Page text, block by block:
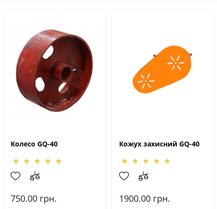
Колесо GQ-40
750.00 грн.
Кожух захисний GQ-40
1900.00 грн.